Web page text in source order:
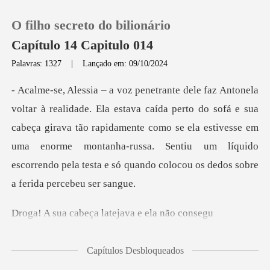
0
Loja
O filho secreto do bilionário
Capítulo 14 Capitulo 014
Palavras: 1327 |Lançado em: 09/10/2024
do sofá e sua
cabeça girava tão rapidamente como se ela estivesse em
uma enorme montanha-russa. Sen
beça latejava e
Capítulos Desbloqueados